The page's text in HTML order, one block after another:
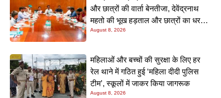
और छात्रों की वार्ता बेनतीजा, देवेंद्रनाथ
महतो की भूख हड़ताल और छात्रों का धरना
जारी
August 8, 2026
महिलाओं और बच्चों की सुरक्षा के लिए हर
रेल थाने में गठित हुई ‘महिला दीदी पुलिस
टीम’, स्कूलों में जाकर किया जागरूक
August 8, 2026